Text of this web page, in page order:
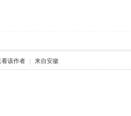
看该作者 来自安徽